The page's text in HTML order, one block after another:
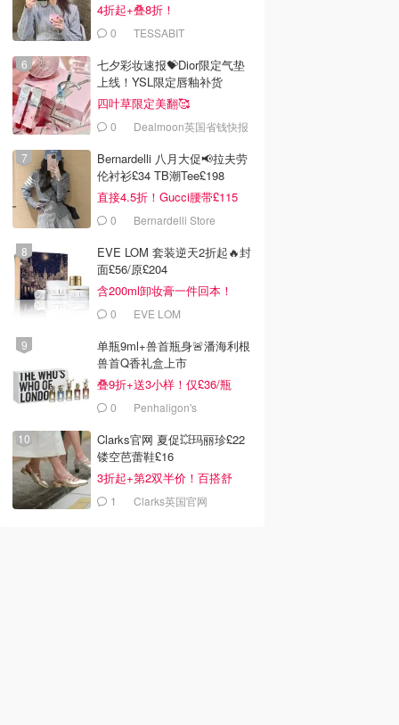
4折起+叠8折！
0 TESSABIT
七夕彩妆速报💝Dior限定气垫
上线！YSL限定唇釉补货
四叶草限定美翻🥰
0 Dealmoon英国省钱快报
Bernardelli 八月大促📢拉夫劳
伦衬衫£34 TB潮Tee£198
直接4.5折！Gucci腰带£115
0 Bernardelli Store
EVE LOM 套装逆天2折起🔥封
面£56/原£204
含200ml卸妆膏一件回本！
0 EVE LOM
单瓶9ml+兽首瓶身🚨潘海利根
兽首Q香礼盒上市
叠9折+送3小样！仅£36/瓶
0 Penhaligon's
Clarks官网 夏促💥玛丽珍£22
镂空芭蕾鞋£16
3折起+第2双半价！百搭舒
服！1 Clarks英国官网